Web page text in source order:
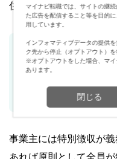
住民税には、納付方法
普通徴収…… 年に4回
特別徴収
を代行）
事業主には特別徴収が
マイナビ転職では、サイトの継
た広告を配信すること等を目的
用しています。
インフォマティブデータの提供
ク先から停止（オプトアウト）を
※オプトアウトをした場合、マ
あります。
閉じる